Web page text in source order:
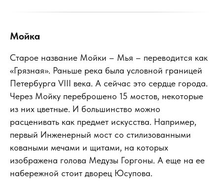
Мойка
Старое название Мойки – Мья – переводится как
«Грязная». Раньше река была условной границей
Петербурга VIII века. А сейчас это сердце города.
Через Мойку переброшено 15 мостов, некоторые
из них цветные. И большинство можно
расценивать как предмет искусства. Например,
первый Инженерный мост со стилизованными
коваными мечами и щитами, на которых
изображена голова Медузы Горгоны. А еще на ее
набережной стоит дворец Юсупова.